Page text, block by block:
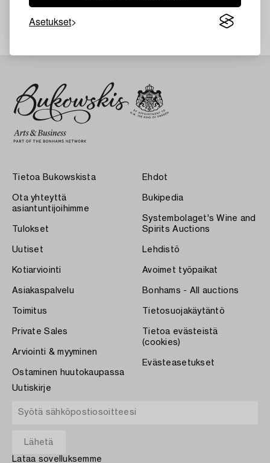
Asetukset
Juuri nyt ei löytynyt hakuasi vastaavia kohteita.
Tietoa Bukowskista
Ota yhteyttä
asiantuntijoihimme
Tulokset
Uutiset
Kotiarviointi
Asiakaspalvelu
Toimitus
Private Sales
Arviointi & myyminen
Ostaminen huutokaupassa
Ehdot
Bukipedia
Systembolaget's Wine and
Spirits Auctions
Lehdistö
Avoimet työpaikat
Bonhams - All auctions
Tietosuojakäytäntö
Tietoa evästeistä
(cookies)
Evästeasetukset
Uutiskirje
Lataa sovelluksemme